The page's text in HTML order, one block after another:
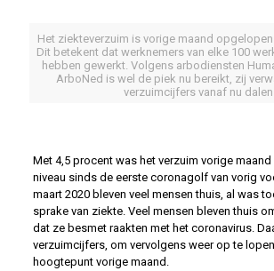
Het ziekteverzuim is vorige maand
Dit betekent dat werknemers van elke 100
hebben gewerkt. Volgens arbodiensten
ArboNed is wel de piek nu bereikt, zij
verzuimcijfers vanaf nu dalen.
Met 4,5 procent was het verzuim vorige
niveau sinds de eerste coronagolf van vorig
maart 2020 bleven veel mensen thuis, al was
sprake van ziekte. Veel mensen bleven thuis
dat ze besmet raakten met het coronavirus.
verzuimcijfers, om vervolgens weer op te
hoogtepunt vorige maand.